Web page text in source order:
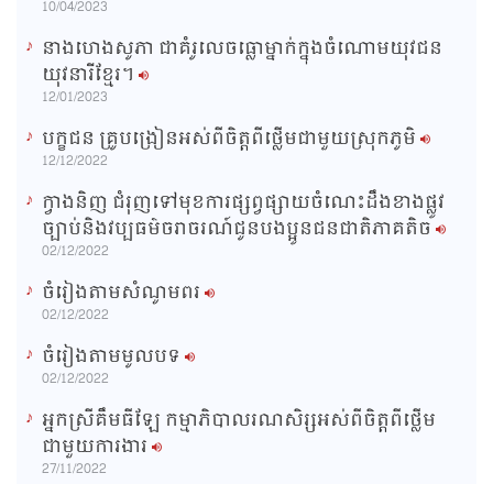
10/04/2023
នាងហេងសូភា ជាគំរូលេចធ្លោម្នាក់ក្នុងចំណោមយុវជន
យុវនារីខ្មែរ។
12/01/2023
បក្ខជន គ្រូបង្រៀនអស់ពីចិត្តពីថ្លើមជាមួយស្រុកភូមិ
12/12/2022
ក្វាងនិញ ជំរុញទៅមុខការផ្សព្វផ្សាយចំណេះដឹងខាងផ្លូវ
ច្បាប់និងវប្បធម៌ចរាចរណ៍ជូនបងប្អូនជនជាតិភាគតិច
02/12/2022
ចំរៀងតាមសំណូមពរ
02/12/2022
ចំរៀងតាមមូលបទ
02/12/2022
អ្នកស្រីគឹមធីឡែ កម្មាភិបាលរណសិរ្សអស់ពីចិត្តពីថ្លើម
ជាមួយការងារ
27/11/2022